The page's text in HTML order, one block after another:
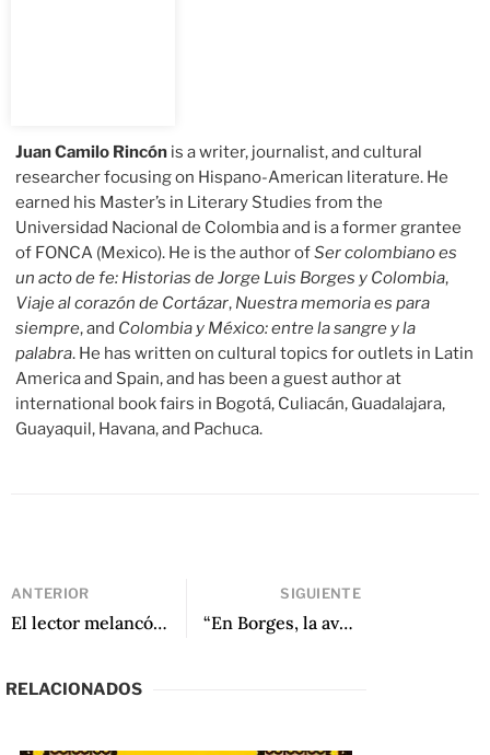
Juan Camilo Rincón is a writer, journalist, and cultural
researcher focusing on Hispano-American literature. He
earned his Master’s in Literary Studies from the
Universidad Nacional de Colombia and is a former grantee
of FONCA (Mexico). He is the author ofSer colombiano es
un acto de fe: Historias de Jorge Luis Borges y Colombia,
Viaje al corazón de Cortázar, Nuestra memoria es para
siempre, and Colombia y México: entre la sangre y la
palabra. He has written on cultural topics for outlets in Latin
America and Spain, and has been a guest author at
international book fairs in Bogotá, Culiacán, Guadalajara,
Guayaquil, Havana, and Pachuca.
ANTERIOR
El lector melancólico: Ricardo Forster y La biblioteca infinita. Leer y desleer a Borges
SIGUIENTE
“En Borges, la aventura es siempre literaria”: Una conversación con Ricardo Forster
RELACIONADOS